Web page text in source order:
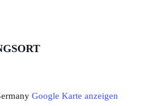
Google Karte anzeigen